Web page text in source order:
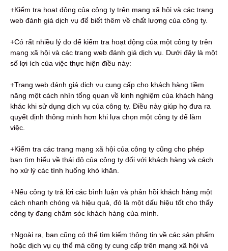
+Kiểm tra hoạt động của công ty trên mạng xã hội và các trang
web đánh giá dịch vụ để biết thêm về chất lượng của công ty.
+Có rất nhiều lý do để kiểm tra hoạt động của một công ty trên
mạng xã hội và các trang web đánh giá dịch vụ. Dưới đây là một
số lợi ích của việc thực hiện điều này:
+Trang web đánh giá dịch vụ cung cấp cho khách hàng tiềm
năng một cách nhìn tổng quan về kinh nghiệm của khách hàng
khác khi sử dụng dịch vụ của công ty. Điều này giúp họ đưa ra
quyết định thông minh hơn khi lựa chọn một công ty để làm
việc.
+Kiểm tra các trang mạng xã hội của công ty cũng cho phép
bạn tìm hiểu về thái độ của công ty đối với khách hàng và cách
họ xử lý các tình huống khó khăn.
+Nếu công ty trả lời các bình luận và phản hồi khách hàng một
cách nhanh chóng và hiệu quả, đó là một dấu hiệu tốt cho thấy
công ty đang chăm sóc khách hàng của mình.
+Ngoài ra, bạn cũng có thể tìm kiếm thông tin về các sản phẩm
hoặc dịch vụ cụ thể mà công ty cung cấp trên mạng xã hội và